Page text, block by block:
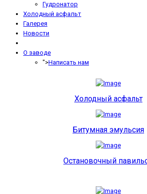
Гудронатор
Холодный асфальт
Галерея
Новости
О заводе
">Написать нам
Холодный асфальт
Битумная эмульсия
Остановочный